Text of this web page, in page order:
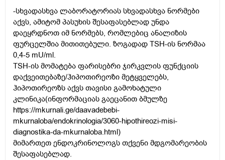
-სხვადასხვა ლაბორატორიას სხვადასხვა ნორმები
აქვს, ამიტომ პასუხის შესაფასებლად უნდა
დაეყრდნოთ იმ ნორმებს, რომლებიც ანალიზის
ფურცელშია მითითებული. ზოგადად TSH-ის ნორმაა
0,4-5 mU/ml.
TSH-ის მომატება ფარისებრი ჯირკვლის ფუნქციის
დაქვეითებაზე/ჰიპოთირეოზი მეტყველებს,
ჰიპოთირეოზს აქვს თავისი გამოხატული
კლინიკა(ინფორმაციას გაეცანით ბმულზე
https://mkurnali.ge/daavadebebi-
mkurnaloba/endokrinologia/3060-hipothireozi-misi-
diagnostika-da-mkurnaloba.html)
მიმართეთ ენდოკრინოლოგს თქვენი მდგომარეობის
შესაფასებლად.